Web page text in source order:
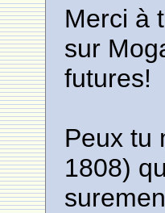
Merci à
sur
futures!
Peux tu
1808)